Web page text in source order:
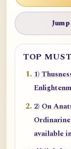
TOP
1)
2) On
available